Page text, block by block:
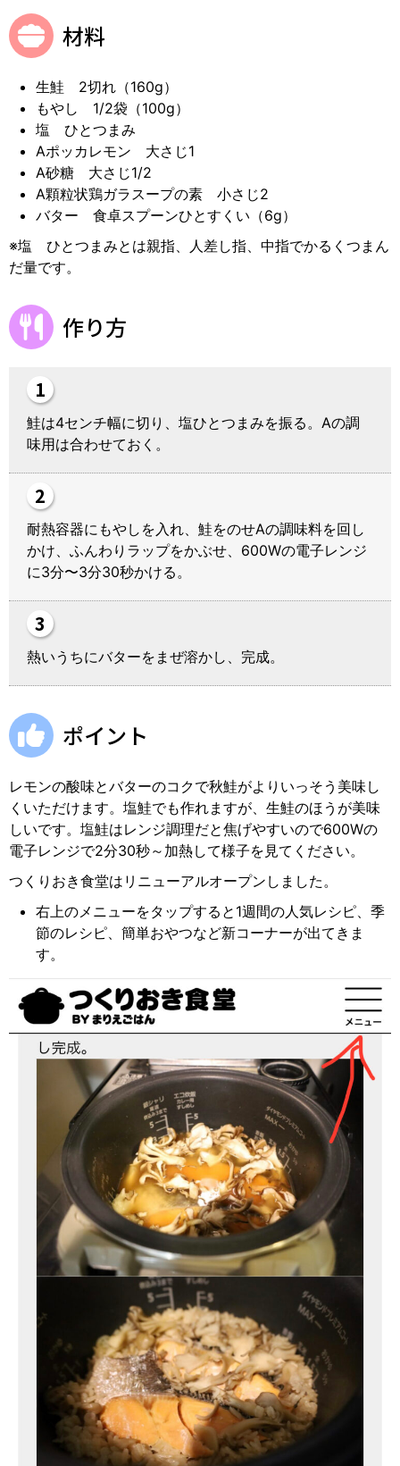
材料
生鮭 2切れ（160g）
もやし 1/2袋（100g）
塩 ひとつまみ
Aポッカレモン 大さじ1
A砂糖 大さじ1/2
A顆粒状鶏ガラスープの素 小さじ2
バター 食卓スプーンひとすくい（6g）
※塩 ひとつまみとは親指、人差し指、中指でかるくつまん
だ量です。
作り方
鮭は4センチ幅に切り、塩ひとつまみを振る。Aの調
味用は合わせておく。
耐熱容器にもやしを入れ、鮭をのせAの調味料を回し
かけ、ふんわりラップをかぶせ、600Wの電子レンジ
に3分〜3分30秒かける。
熱いうちにバターをまぜ溶かし、完成。
ポイント
レモンの酸味とバターのコクで秋鮭がよりいっそう美味し
くいただけます。塩鮭でも作れますが、生鮭のほうが美味
しいです。塩鮭はレンジ調理だと焦げやすいので600Wの
電子レンジで2分30秒～加熱して様子を見てください。
つくりおき食堂はリニューアルオープンしました。
右上のメニューをタップすると1週間の人気レシピ、季
節のレシピ、簡単おやつなど新コーナーが出てきま
す。